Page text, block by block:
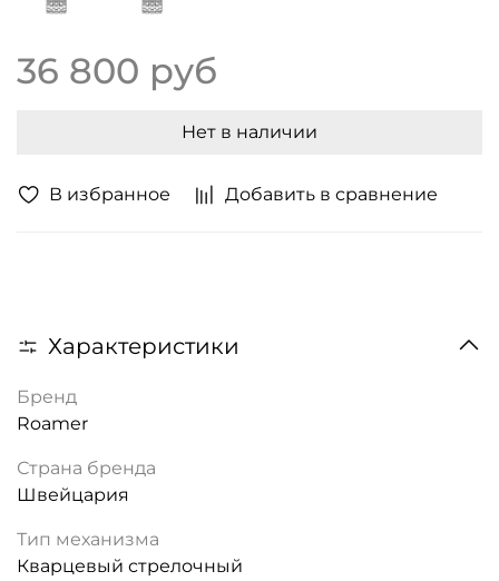
В избранное Добавить в сравнение
36 800 руб
Нет в наличии
Характеристики
Бренд
Roamer
Страна бренда
Швейцария
Тип механизма
Кварцевый стрелочный